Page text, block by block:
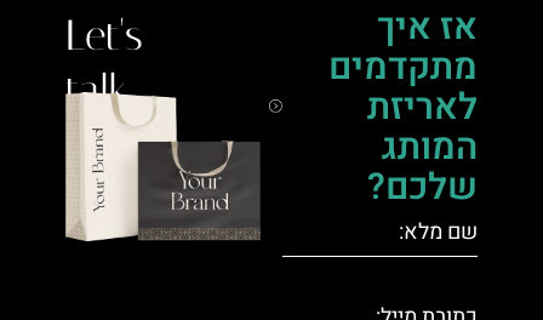
אז איך
מתקדמים
לאריזת
המותג
שלכם?
Let's
talk.